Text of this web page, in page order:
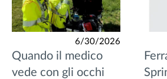
6/30/2026
Quando il medico
vede con gli occhi